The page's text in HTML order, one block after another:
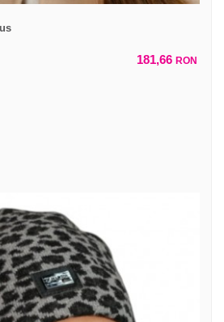
181,66 RON